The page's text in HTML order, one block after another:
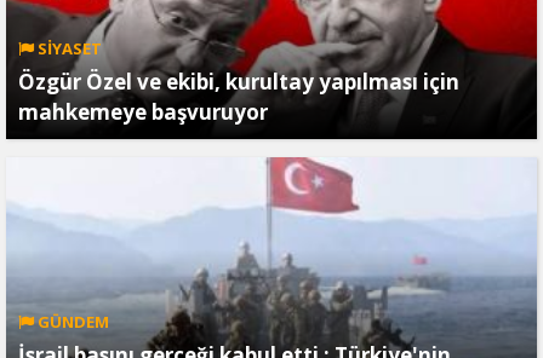
SİYASET
Özgür Özel ve ekibi, kurultay yapılması için
mahkemeye başvuruyor
GÜNDEM